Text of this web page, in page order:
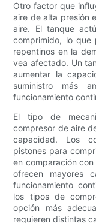
Otro factor que
aire de alta presión
aire. El tanque
comprimido, lo que
repentinos en la
vea afectado. Un
aumentar la
suministro más
funcionamiento
El tipo de
compresor de aire
capacidad. Los
pistones para
en comparación
ofrecen mayores
funcionamiento
los tipos de
opción más
requieren distintas